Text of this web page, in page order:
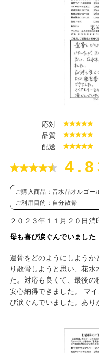
応対
品質
配送
ご購入商品：音水晶オルゴー
ご利用目的：自分散骨
２０２３年１１月２０日消
母も喜び涙ぐんでいました
遺骨をどのようにしようか
り散骨しようと思い、花
た。対応も良くて、最後
安心納得できました。 マ
び涙ぐんでいました。あり